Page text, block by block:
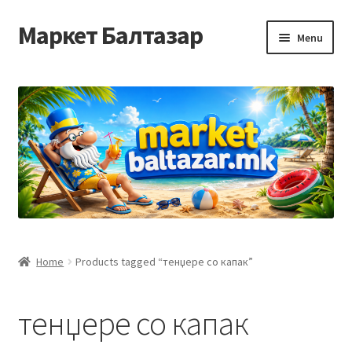
Skip
to
Skip
to
Маркет Балтазар Menu
Checkout
Homepage
Privacy Policy
Корисничка подршка
Home Products tagged “тенџере со капак”
тенџере со капак